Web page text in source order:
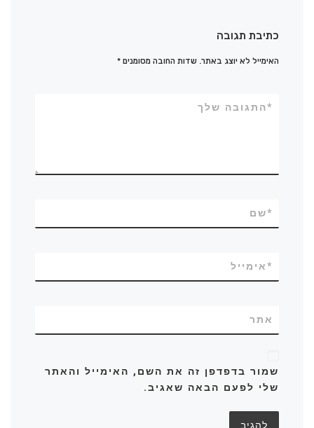
כתיבת תגובה
האימייל לא יוצג באתר. שדות החובה מסומנים*
התגובה שלך*
שם*
אימייל*
אתר
שמור בדפדפן זה את השם, האימייל והאתר
שלי לפעם הבאה שאגיב.